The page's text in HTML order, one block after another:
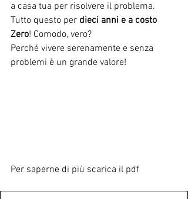
a casa tua per risolvere il problema.
Tutto questo per dieci anni e a costo
Zero! Comodo, vero?
Perché vivere serenamente e senza
problemi è un grande valore!
Per saperne di più scarica il pdf